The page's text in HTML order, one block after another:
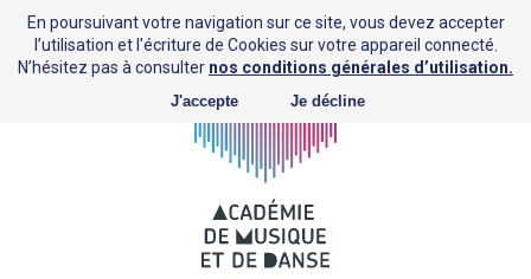
En poursuivant votre navigation sur ce site, vous devez accepter
l’utilisation et l'écriture de Cookies sur votre appareil connecté.
N’hésitez pas à consulter nos conditions générales d’utilisation.
J'accepte Je décline